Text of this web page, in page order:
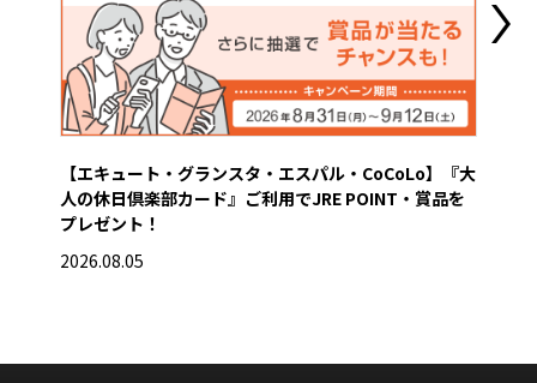
【エキュート・グランスタ・エスパル・CoCoLo】『大
人の休日倶楽部カード』ご利用でJRE POINT・賞品を
プレゼント！
2026.08.05